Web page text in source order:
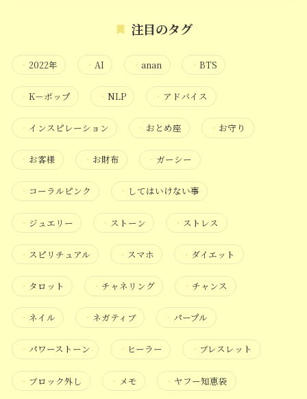
注目のタグ
・ 2022年 ・ AI ・ anan ・ BTS
・ K－ポップ ・NLP ・ アドバイス
・ インスピレーション ・ おとめ座 ・ お守り
・ お客様 ・ お財布 ・ ガーシー
・ コーラルピンク ・ してはいけない事
・ ジュエリー ・ ストーン ・ ストレス
・ スピリチュアル ・ スマホ ・ ダイエット
・ タロット ・ チャネリング ・ チャンス
・ ネイル ・ ネガティブ ・ パープル
・ パワーストーン ・ ヒーラー ・ ブレスレット
・ ブロック外し ・ メモ ・ ヤフー知恵袋